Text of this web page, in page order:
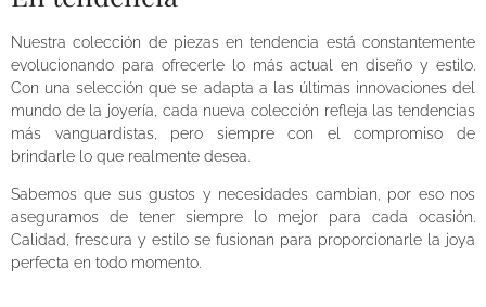
Nuestra colección de piezas en tendencia está constantemente
evolucionando para ofrecerle lo más actual en diseño y estilo.
Con una selección que se adapta a las últimas innovaciones del
mundo de la joyería, cada nueva colección refleja las tendencias
más vanguardistas, pero siempre con el compromiso de
brindarle lo que realmente desea.
Sabemos que sus gustos y necesidades cambian, por eso nos
aseguramos de tener siempre lo mejor para cada ocasión.
Calidad, frescura y estilo se fusionan para proporcionarle la joya
perfecta en todo momento.